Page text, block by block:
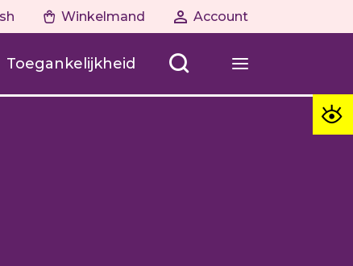
Winkelmand Account
Toegankelijkheid